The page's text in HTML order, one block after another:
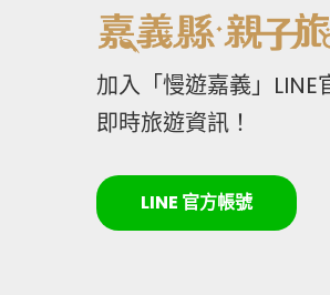
加入「慢遊嘉義」LINE
即時旅遊資訊！
LINE 官方帳號